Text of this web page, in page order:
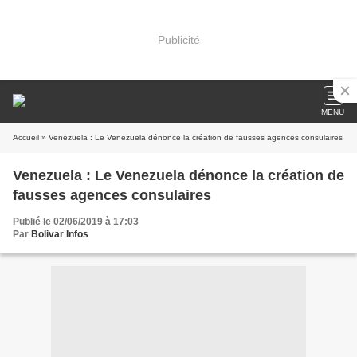
Publicité
MENU
Accueil » Venezuela : Le Venezuela dénonce la création de fausses agences consulaires
Venezuela : Le Venezuela dénonce la création de
fausses agences consulaires
Publié le 02/06/2019 à 17:03
Par Bolivar Infos